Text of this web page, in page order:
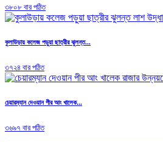
৩৮০৮ বার পঠিত
কুলাউড়ায় কলেজ পড়ুয়া ছাত্রীর ঝুলন্ত...
৩৭২৪ বার পঠিত
চেয়ারম্যান দেওয়ান পীর আং খালেক...
৩৬৯৭ বার পঠিত